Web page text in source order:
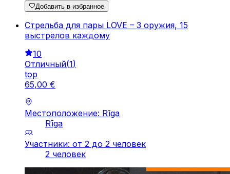
Добавить в избранное
Стрельба для пары LOVE – 3 оружия, 15
выстрелов каждому
10
Отличный(1)
top
65,00 €
Местоположение: Rīga
Rīga
Участники: от 2 до 2 человек
2 человек